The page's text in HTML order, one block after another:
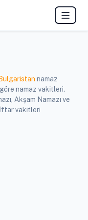
Bulgaristan namaz
namaz vakitleri.
Akşam Namazı ve
İftar vakitleri